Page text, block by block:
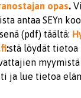
opas.
antaa SEYn
(pdf) täältä:
:stä löydät
ja lue tietoa